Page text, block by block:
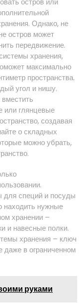
Однако, не
остров может
передвижение.
хранения,
максимально
пространства.
угол и нишу.
или глянцевые
создавая
о складных
можно убрать,
для специй и посуды
находить нужные
хранении –
и навесные полки.
хранения – ключ
даже в ограниченном
руками